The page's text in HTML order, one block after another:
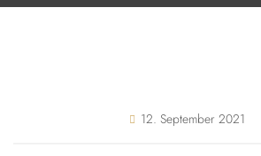
12. September 2021